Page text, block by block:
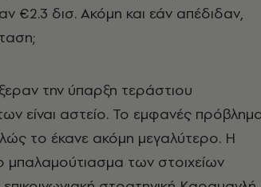
€2.3 δισ. Ακόμη και εάν απέδιδαν,
την ύπαρξη τεράστιου
είναι αστείο. Το εμφανές
το έκανε ακόμη μεγαλύτερο. Η
των στοιχείων